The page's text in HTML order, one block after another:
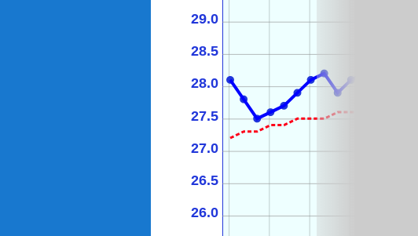
26.0
26.5
27.0
27.5
28.0
28.5
29.0